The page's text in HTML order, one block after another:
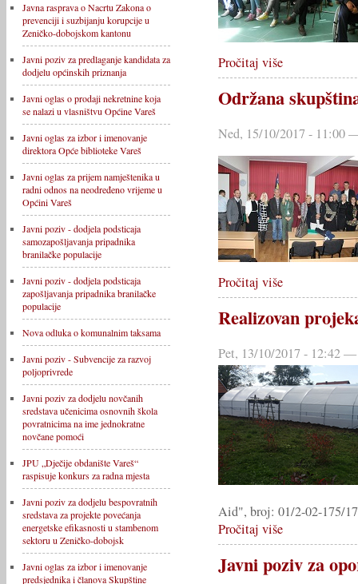
Javna rasprava o Nacrtu Zakona o
prevenciji i suzbijanju korupcije u
Zeničko-dobojskom kantonu
Javni poziv za predlaganje kandidata za
dodjelu općinskih priznanja
Javni oglas o prodaji nekretnine koja
se nalazi u vlasništvu Općine Vareš
Javni oglas za izbor i imenovanje
direktora Opće biblioteke Vareš
Javni oglas za prijem namještenika u
radni odnos na neodređeno vrijeme u
Općini Vareš
Javni poziv - dodjela podsticaja
samozapošljavanja pripadnika
branilačke populacije
Javni poziv - dodjela podsticaja
zapošljavanja pripadnika branilačke
populacije
Nova odluka o komunalnim taksama
Javni poziv - Subvencije za razvoj
poljoprivrede
Javni poziv za dodjelu novčanih
sredstava učenicima osnovnih škola
povratnicima na ime jednokratne
novčane pomoći
JPU „Dječije obdanište Vareš“
raspisuje konkurs za radna mjesta
Javni poziv za dodjelu bespovratnih
sredstava za projekte povećanja
energetske efikasnosti u stambenom
sektoru u Zeničko-dobojsk
Javni oglas za izbor i imenovanje
predsjednika i članova Skupštine
Pročitaj više
Održana
Ned, 15/10/2017 - 11:00
Pročitaj više
Realizovan
Pet, 13/10/2017 - 12:42
Aid", broj: 01/2-02-175/
Pročitaj više
Javni poziv za